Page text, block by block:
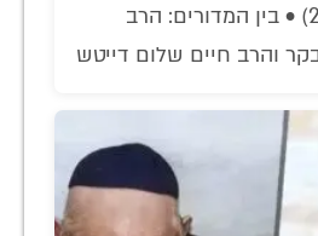
חסידית' (גיליון 247) • בין המדורים: הרב
והרב חיים שלום דייטש